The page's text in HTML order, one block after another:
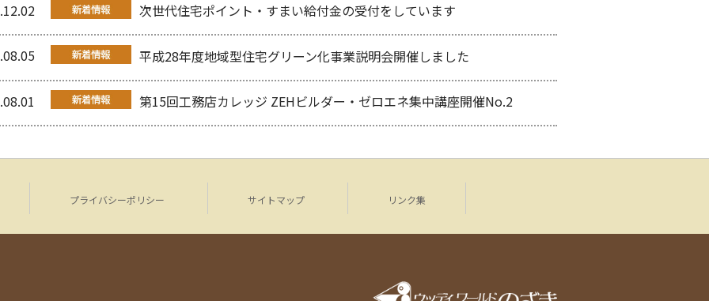
次世代住宅ポイント・すまい給付金の受付をしています
平成28年度地域型住宅グリーン化事業説明会開催しました
第15回工務店カレッジ ZEHビルダー・ゼロエネ集中講座開催No.2
プライバシーポリシー サイトマップ リンク集